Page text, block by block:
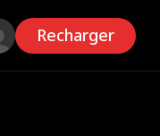
Recharger